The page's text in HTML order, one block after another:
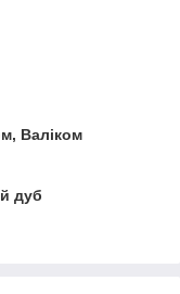
Валіком
дуб